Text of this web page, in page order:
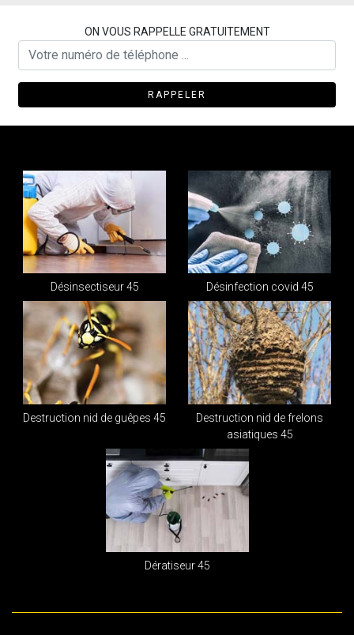
ON VOUS RAPPELLE GRATUITEMENT
Désinsectiseur 45 Désinfection covid 45
Destruction nid de guêpes 45
Destruction nid de frelons
asiatiques 45
Dératiseur 45